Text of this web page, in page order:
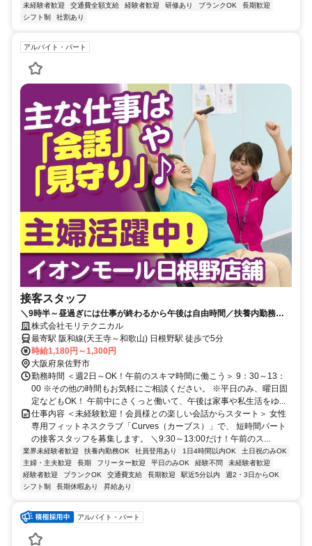
未経験者歓迎
交通費全額支給 経験者歓迎 研修あり ブランクOK
長期歓迎
シフト制
社割あり
アルバイト・パート
接客スタッフ
＼9時半～昼過ぎには仕事が終わるから午後は自由時間／扶養内勤務
OK！週2日～家庭と無理なく両立！
株式会社モリテクニカル
最寄駅 阪和線(天王寺～和歌山) 日根野駅 徒歩で5分
時給1,180円～1,300円
大阪府泉佐野市
勤務時間 ＜週2日～OK！午前のスキマ時間に働こう＞ 9：30～13：
00 ※その他の時間もお気軽にご相談ください。 ※平日のみ、曜日固
定などもOK！ 午前中にさくっと働いて、午後は家事や私生活をゆ...
仕事内容 ＜未経験歓迎！会員様との楽しい会話からスタート＞ 女性
専用フィットネスクラブ「Curves（カーブス）」で、 短時間パート
の接客スタッフを募集します。 ＼9:30～13:00だけ！午前のス...
業界未経験者歓迎 扶養内勤務OK 社員登用あり 1日4時間以内OK
土日祝のみOK
主婦・主夫歓迎
長期 フリーター歓迎 平日のみOK 経験不問
未経験者歓迎
経験者歓迎
ブランクOK 交通費支給 長期歓迎 駅近5分以内
週2・3日からOK
シフト制
長期休暇あり 昇給あり
アルバイト・パート